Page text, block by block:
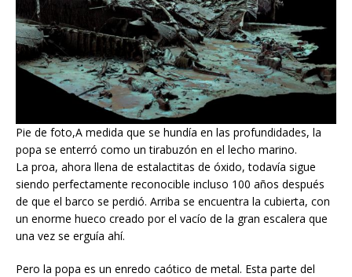
Pie de foto,A medida que se hundía en las profundidades, la
popa se enterró como un tirabuzón en el lecho marino.
La proa, ahora llena de estalactitas de óxido, todavía sigue
siendo perfectamente reconocible incluso 100 años después
de que el barco se perdió. Arriba se encuentra la cubierta, con
un enorme hueco creado por el vacío de la gran escalera que
una vez se erguía ahí.
Pero la popa es un enredo caótico de metal. Esta parte del